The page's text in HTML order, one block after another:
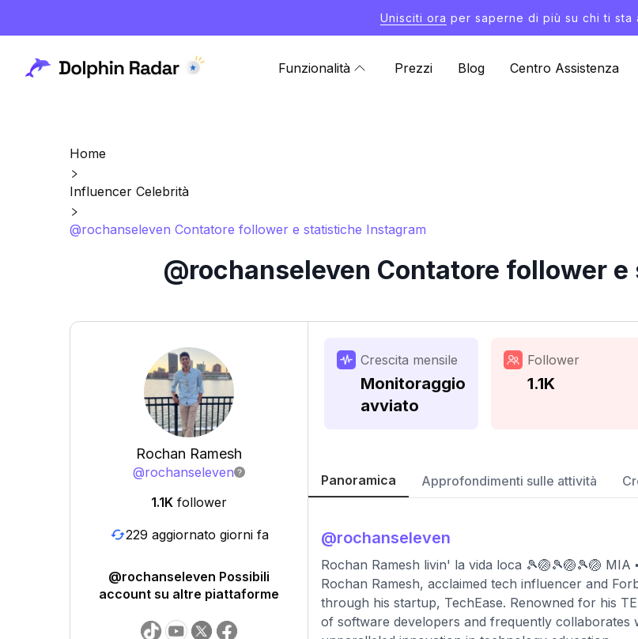
Unisciti ora per saperne di più su chi ti sta
Funzionalità Prezzi Blog Centro Assistenza
Home
Influencer Celebrità
@rochanseleven Contatore follower e statistiche Instagram
@rochanseleven Contatore follower
Rochan Ramesh
@rochanseleven
1.1K follower
229 aggiornato giorni fa
@rochanseleven Possibili
account su altre piattaforme
Crescita mensile
Monitoraggio
avviato
Follower
1.1K
Panoramica Approfondimenti sulle attività
@rochanseleven
Rochan Ramesh livin' la vida loca 🎾🏐🎾🏐🎾🏐 MIA
Rochan Ramesh, acclaimed tech influencer and
through his startup, TechEase. Renowned for his
of software developers and frequently collaborates